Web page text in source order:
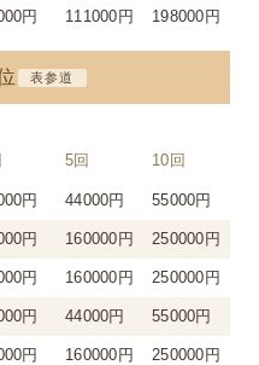
円 111000円 198000円
表参道
5回 10回
円 44000円 55000円
円 160000円 250000円
円 160000円 250000円
円 44000円 55000円
円 160000円 250000円